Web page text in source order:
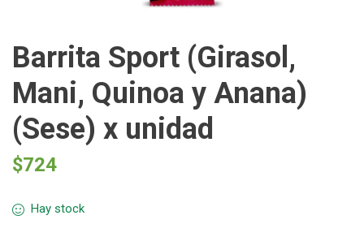
Barrita Sport (Girasol,
Mani, Quinoa y Anana)
(Sese) x unidad
$724
Hay stock